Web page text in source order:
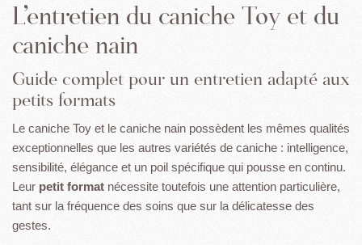
L’entretien du caniche Toy et du
caniche nain
Guide complet pour un entretien adapté aux
petits formats
Le caniche Toy et le caniche nain possèdent les mêmes qualités
exceptionnelles que les autres variétés de caniche : intelligence,
sensibilité, élégance et un poil spécifique qui pousse en continu.
Leur petit format nécessite toutefois une attention particulière,
tant sur la fréquence des soins que sur la délicatesse des
gestes.